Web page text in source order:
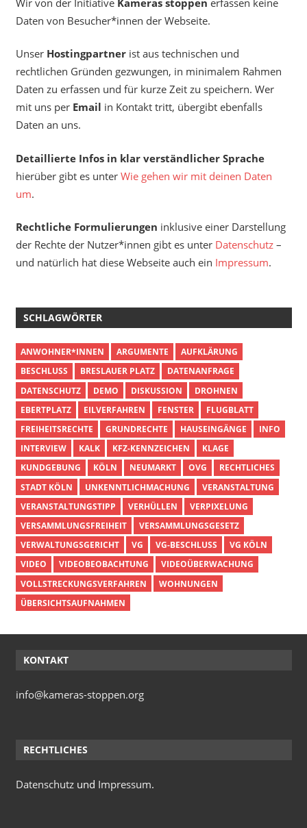
Daten von Besucher*innen der Webseite.
Unser Hostingpartnerist aus technischen und
rechtlichen Gründen gezwungen, in minimalem Rahmen
Daten zu erfassen und für kurze Zeit zu speichern. Wer
mit uns per Email in Kontakt tritt, übergibt ebenfalls
Daten an uns.
Detaillierte Infos in klar verständlicher Sprache
hierüber gibt es unter Wie gehen wir mit deinen Daten
um.
Rechtliche Formulierungen inklusive einer Darstellung
der Rechte der Nutzer*innen gibt es unter Datenschutz–
und natürlich hat diese Webseite auch ein Impressum.
SCHLAGWÖRTER
ANWOHNER*INNEN ARGUMENTE
AUFKLÄRUNG
BESCHLUSS
BRESLAUER PLATZ
DATENANFRAGE
DATENSCHUTZ
DEMO DISKUSSION
DROHNEN
EBERTPLATZ
EILVERFAHREN FENSTER
FLUGBLATT
FREIHEITSRECHTE
GRUNDRECHTE HAUSEINGÄNGE
INFO
INTERVIEW
KALK KFZ-KENNZEICHEN
KLAGE
KUNDGEBUNG
KÖLN NEUMARKT OVG
RECHTLICHES
STADT KÖLN
UNKENNTLICHMACHUNG
VERANSTALTUNG
VERANSTALTUNGSTIPP
VERHÜLLEN
VERPIXELUNG
VERSAMMLUNGSFREIHEIT
VERSAMMLUNGSGESETZ
VERWALTUNGSGERICHT
VG VG-BESCHLUSS
VG KÖLN
VIDEO
VIDEOBEOBACHTUNG
VIDEOÜBERWACHUNG
VOLLSTRECKUNGSVERFAHREN
WOHNUNGEN
ÜBERSICHTSAUFNAHMEN
KONTAKT
info@kameras-stoppen.org
RECHTLICHES
Datenschutzund Impressum.